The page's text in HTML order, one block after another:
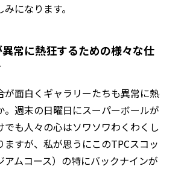
になります。
常に熱狂するための様々な仕
が面白くギャラリーたちも異常に熱
。週末の日曜日にスーパーボールが
でも人々の心はソワソワわくわくし
ますが、私が思うにこのTPCスコッ
アムコース）の特にバックナインが